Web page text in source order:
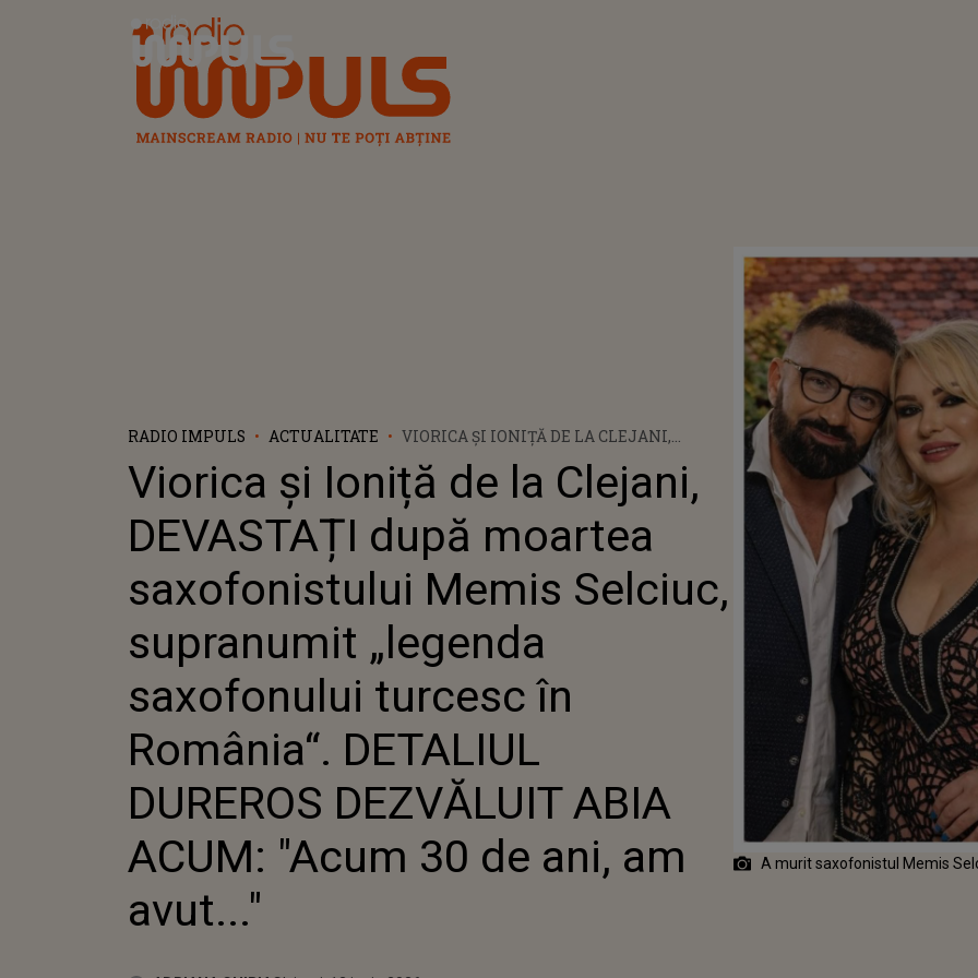
Radio Impuls
RADIO IMPULS ACTUALITATE
VIORICA ȘI IONIȚĂ DE LA CLEJANI,
SAXOFONISTULUI MEMIS SELCIUC,
SUPRANUMIT „LEGENDA SAXOFONULUI
TURCESC ÎN ROMÂNIA“. DETALIUL
DUREROS DEZVĂLUIT ABIA ACUM: "ACUM
30 DE ANI, AM AVUT..."
Viorica și Ioniță de la Clejani,
DEVASTAȚI după moartea
saxofonistului Memis Selciuc,
supranumit „legenda
saxofonului turcesc în
România“. DETALIUL
DUREROS DEZVĂLUIT ABIA
ACUM: "Acum 30 de ani, am
avut..."
A murit saxofonistul Memis